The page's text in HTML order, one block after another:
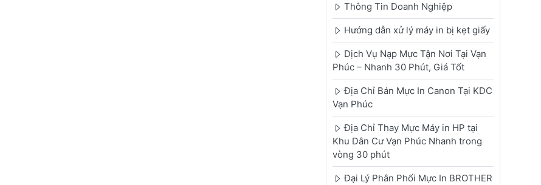
Thông Tin Doanh Nghiệp
Hướng dẫn xử lý máy in bị kẹt giấy
Dịch Vụ Nạp Mực Tận Nơi Tại Vạn
Phúc – Nhanh 30 Phút, Giá Tốt
Địa Chỉ Bán Mực In Canon Tại KDC
Vạn Phúc
Địa Chỉ Thay Mực Máy in HP tại
Khu Dân Cư Vạn Phúc Nhanh trong
vòng 30 phút
Đại Lý Phân Phối Mực In BROTHER